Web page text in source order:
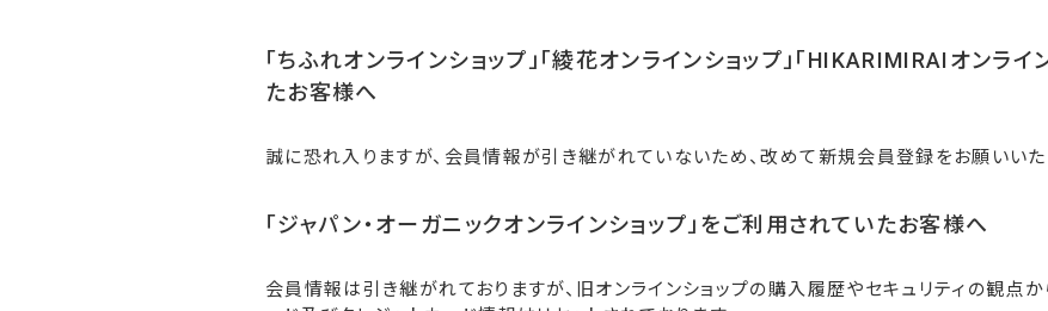
「ちふれオンラインショップ」「綾花オンラインショップ」「HIKARIMIRAIオンラ
たお客様へ
誠に恐れ入りますが、会員情報が引き継がれていないため、改めて新規会員登録をお願いいた
「ジャパン・オーガニックオンラインショップ」をご利用されていたお客様へ
会員情報は引き継がれておりますが、旧オンラインショップの購入履歴やセキュリティの観点